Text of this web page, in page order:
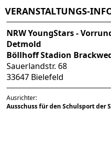
VERANSTALTUNGS-
NRW YoungStars -
Detmold
Böllhoff Stadion
Sauerlandstr. 68
33647 Bielefeld
Ausrichter:
Ausschuss für den Schulsport der